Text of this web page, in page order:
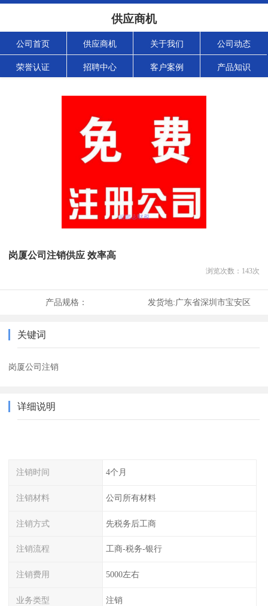
供应商机
公司首页 供应商机 关于我们 公司动态
荣誉认证 招聘中心 客户案例 产品知识
岗厦公司注销供应 效率高
浏览次数： 143次
产品规格： 发货地:广东省深圳市宝安区
关键词
岗厦公司注销
详细说明
注销时间 4个月
注销材料 公司所有材料
注销方式 先税务后工商
注销流程 工商-税务-银行
注销费用 5000左右
业务类型 注销